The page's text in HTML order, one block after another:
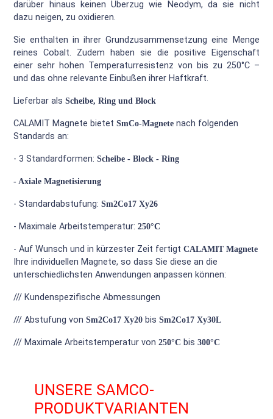
darüber hinaus keinen Überzug wie Neodym, da sie nicht
dazu neigen, zu oxidieren.
Sie enthalten in ihrer Grundzusammensetzung eine Menge
reines Cobalt. Zudem haben sie die positive Eigenschaft
einer sehr hohen Temperaturresistenz von bis zu 250°C –
und das ohne relevante Einbußen ihrer Haftkraft.
Lieferbar alsScheibe, Ring und Block
CALAMIT Magnete bietetSmCo-Magnete nach folgenden
Standards an:
- 3 Standardformen:Scheibe - Block - Ring
- Axiale Magnetisierung
- Standardabstufung:Sm2Co17 Xy26
- Maximale Arbeitstemperatur:250°C
- Auf Wunsch und in kürzester Zeit fertigtCALAMIT Magnete
Ihre individuellen Magnete, so dass Sie diese an die
unterschiedlichsten Anwendungen anpassen können:
/// Kundenspezifische Abmessungen
/// Abstufung vonSm2Co17 Xy20 bisSm2Co17 Xy30L
/// Maximale Arbeitstemperatur von250°C bis300°C
UNSERE SAMCO-
PRODUKTVARIANTEN